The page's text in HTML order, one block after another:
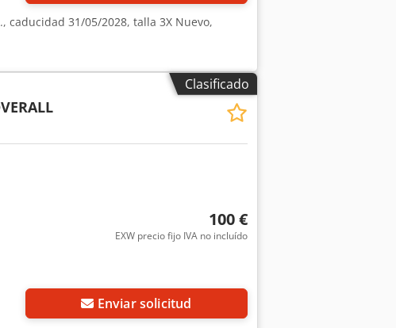
caducidad 31/05/2028, talla 3X Nuevo,
Clasificado
100 €
EXW precio fijo IVA no incluído
Enviar solicitud